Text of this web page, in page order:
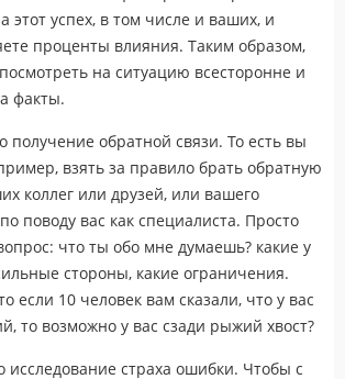
этот успех, в том числе и ваших, и
проценты влияния. Таким образом,
на ситуацию всесторонне и
факты.
получение обратной связи. То есть вы
взять за правило брать обратную
коллег или друзей, или вашего
поводу вас как специалиста. Просто
что ты обо мне думаешь? какие у
стороны, какие ограничения.
если 10 человек вам сказали, что у вас
то возможно у вас сзади рыжий хвост?
исследование страха ошибки. Чтобы с